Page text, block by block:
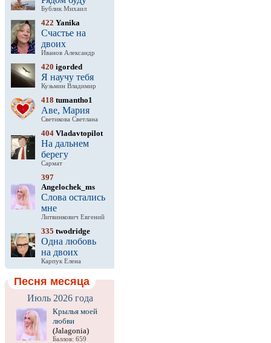
Бублик Михаил
422 Yanika
Счастье на
двоих
Иванов Александр
420 igorded
Я научу тебя
Кузьмин Владимир
418 tumantho1
Аве, Мария
Светикова Светлана
404 Vladavtopilot
На дальнем
берегу
Сармат
397
Angelochek_ms
Слова остались
мне
Литвинкович Евгений
335 twodridge
Одна любовь
на двоих
Карпук Елена
Песня месяца
Июль 2026 года
Крылья моей
любви
(Jalagonia)
Баллов: 659